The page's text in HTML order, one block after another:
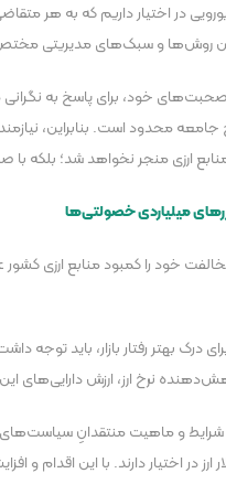
یورویی در اختیار داریم که به هر
این روش‌ها و سبک‌های مدیریتی
خود، برای پاسخ به نگرانی
جامعه محدود است. بنابراین،
ارزی منجر نخواهد شد؛ بلکه
میلیاردی خصولتی‌ها
خود را کمبود منابع ارزی
درک بهتر رفتار بازار، باید
نرخ ارز، ارزش دارایی‌های
شرایط و ماهیت منتقدانِ
و افزایش عرضه، اگر قیمت دلار برای مثال از سطح ۱۸۰ هزار